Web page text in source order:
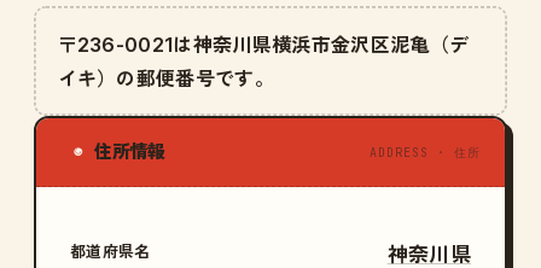
〒236-0021は神奈川県横浜市金沢区泥亀（デ
イキ）の郵便番号です。
◉ 住所情報 ADDRESS · 住所
都道府県名 神奈川県